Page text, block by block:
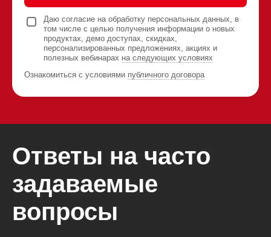
Даю согласие на обработку персональных данных, в
том числе с целью получения информации о новых
продуктах, демо доступах, скидках,
персонализированных предложениях, акциях и
полезных вебинарах на следующих условиях
Ознакомиться с условиями публичного договора
Ответы на часто
задаваемые
вопросы